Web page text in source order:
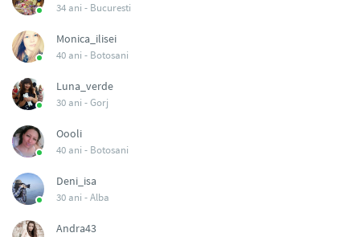
34 ani - Bucuresti
Monica_ilisei
40 ani - Botosani
Luna_verde
30 ani -Gorj
Oooli
40 ani - Botosani
Deni_isa
30 ani -Alba
Andra43